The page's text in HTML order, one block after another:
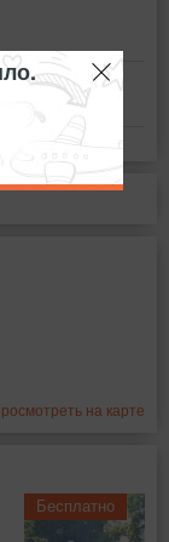
на карте
Бесплатно